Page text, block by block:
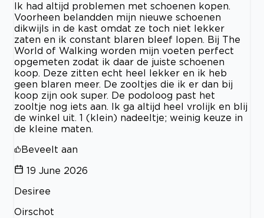
Ik had altijd problemen met schoenen kopen.
Voorheen belandden mijn nieuwe schoenen
dikwijls in de kast omdat ze toch niet lekker
zaten en ik constant blaren bleef lopen. Bij The
World of Walking worden mijn voeten perfect
opgemeten zodat ik daar de juiste schoenen
koop. Deze zitten echt heel lekker en ik heb
geen blaren meer. De zooltjes die ik er dan bij
koop zijn ook super. De podoloog past het
zooltje nog iets aan. Ik ga altijd heel vrolijk en blij
de winkel uit. 1 (klein) nadeeltje; weinig keuze in
de kleine maten.
Beveelt aan
19 June 2026
Desiree
Oirschot